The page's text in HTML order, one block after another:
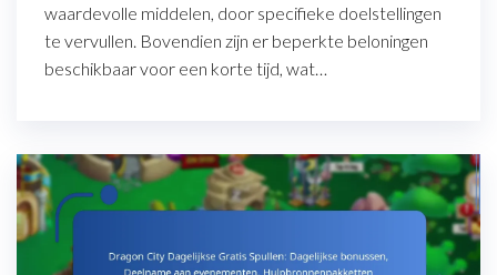
waardevolle middelen, door specifieke doelstellingen
te vervullen. Bovendien zijn er beperkte beloningen
beschikbaar voor een korte tijd, wat…